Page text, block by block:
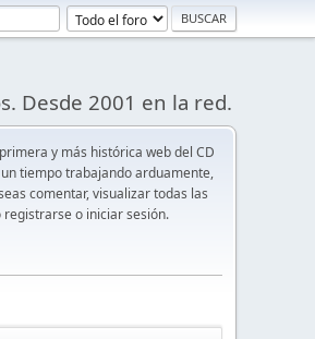
Desde 2001 en la red.
y más histórica web del CD
tiempo trabajando arduamente,
comentar, visualizar todas las
o iniciar sesión.